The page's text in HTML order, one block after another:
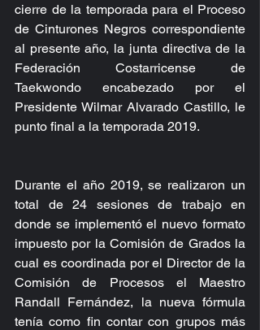
cierre de la temporada para el Proceso
de Cinturones Negros correspondiente
al presente año, la junta directiva de la
Federación Costarricense de
Taekwondo encabezado por el
Presidente Wilmar Alvarado Castillo, le
punto final a la temporada 2019.
Durante el año 2019, se realizaron un
total de 24 sesiones de trabajo en
donde se implementó el nuevo formato
impuesto por la Comisión de Grados la
cual es coordinada por el Director de la
Comisión de Procesos el Maestro
Randall Fernández, la nueva fórmula
tenía como fin contar con grupos más